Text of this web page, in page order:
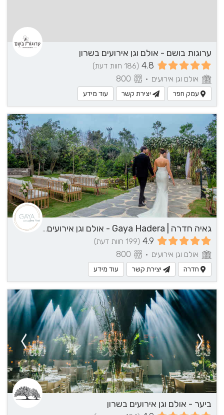
ערוגות בושם - אולם וגן אירועים בשרון
4.8 (186 חוות דעת)
אולם וגן אירועים •
עמק חפר יצירת קשר עוד מידע
גאיה חדרה | Gaya Hadera - אולם וגן אירועים בשרון
4.9 (199 חוות דעת)
אולם וגן אירועים •
חדרה יצירת קשר עוד מידע
ביער - אולם וגן אירועים בשרון